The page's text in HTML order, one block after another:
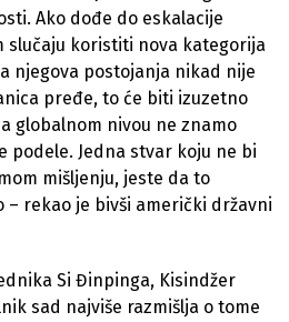
Ako dođe do eskalacije
slučaju koristiti nova kategorija
njegova postojanja nikad nije
pređe, to će biti izuzetno
globalnom nivou ne znamo
podele. Jedna stvar koju ne bi
mišljenju, jeste da to
rekao je bivši američki državni
Si Đinpinga, Kisindžer
sad najviše razmišlja o tome